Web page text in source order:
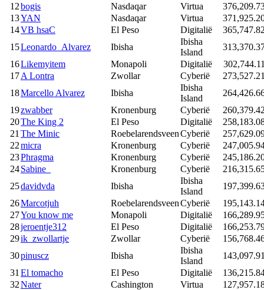
12bogis Nasdaqar Virtua
13YAN Nasdaqar Virtua
14VB hsaC El Peso Digitalië
15Leonardo_Alvarez Ibisha
Ibisha
Island
16Likemyitem Monapoli Digitalië
17A Lontra Zwollar Cyberië
18Marcello Alvarez Ibisha
Ibisha
Island
19zwabber Kronenburg Cyberië
20The King 2 El Peso Digitalië
21 The Minic RoebelarendsveenCyberië
22micra Kronenburg Cyberië
23Phragma Kronenburg Cyberië
24Sabine_ Kronenburg Cyberië
25davidvda Ibisha
Ibisha
Island
26Marcotjuh RoebelarendsveenCyberië
27You know me Monapoli Digitalië
28jeroentje312 El Peso Digitalië
29ik_zwollartje Zwollar Cyberië
30pinuscz Ibisha
Ibisha
Island
31 El tomacho El Peso Digitalië
32Nater Cashington Virtua